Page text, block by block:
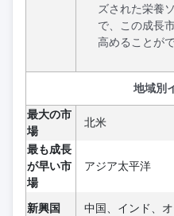
ズされた栄養
で、この成長
高めることが
地域別
最大の市
場
北米
最も成長
が早い市
場
アジア太平洋
新興国 中国、インド、